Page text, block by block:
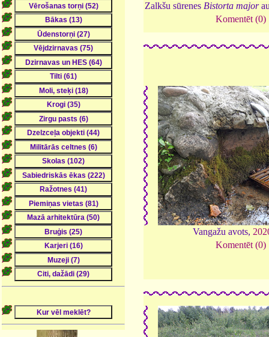
Zalkšu sūrenes Bistorta major
Komentēt (0)
Vangažu avots,
Komentēt (0)